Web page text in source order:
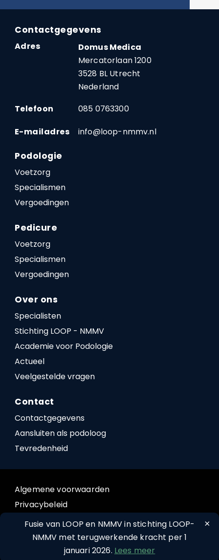
Contactgegevens
Adres
Domus Medica
Mercatorlaan 1200
3528 BL Utrecht
Nederland
Telefoon
085 0763300
E-mailadres info@loop-nmmv.nl
Podologie
Voetzorg
Specialismen
Vergoedingen
Pedicure
Voetzorg
Specialismen
Vergoedingen
Over ons
Specialisten
Stichting LOOP - NMMV
Academie voor Podologie
Actueel
Veelgestelde vragen
Contact
Contactgegevens
Aansluiten als podoloog
Tevredenheid
Algemene voorwaarden
Privacybeleid
Cookiebeleid
×
Fusie van LOOP en NMMV in stichting LOOP-
NMMV met terugwerkende kracht per 1
januari 2026. Lees meer